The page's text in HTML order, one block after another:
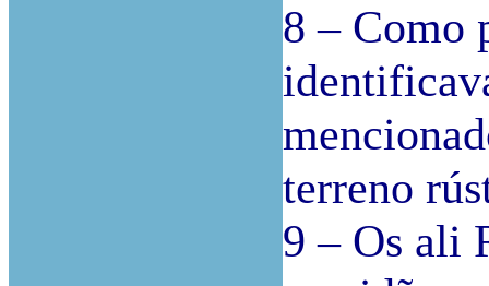
8 – Como
terreno
9 – Os ali